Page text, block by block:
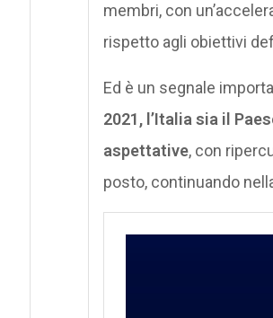
membri, con
rispetto agli obiettivi
Ed è un segnale
2021, l’Italia sia il
aspettative, con
posto, continuando